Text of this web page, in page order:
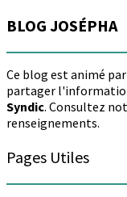
BLOG JOSÉPHA
Ce blog est animé
partager
Syndic. Consultez
renseignements.
Pages Utiles